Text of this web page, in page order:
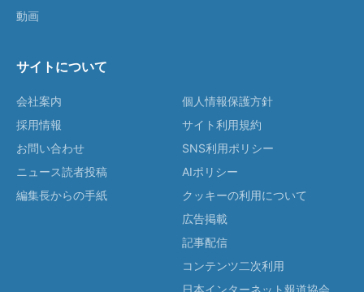
動画
サイトについて
会社案内
採用情報
お問い合わせ
ニュース読者投稿
編集長からの手紙
個人情報保護方針
サイト利用規約
SNS利用ポリシー
AIポリシー
クッキーの利用について
広告掲載
記事配信
コンテンツ二次利用
日本インターネット報道協会